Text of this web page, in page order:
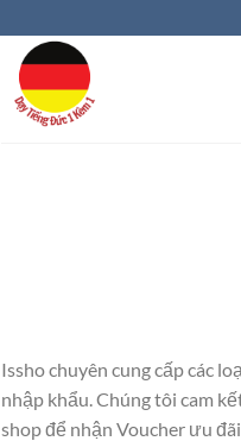
Issho chuyên cung cấp các
nhập khẩu. Chúng tôi cam
shop để nhận Voucher ưu